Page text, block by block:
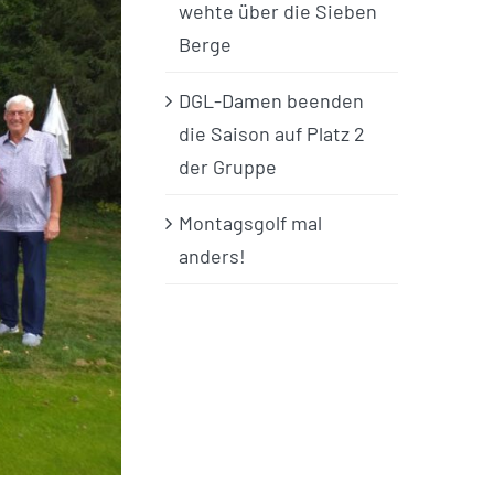
wehte über die Sieben
Berge
DGL-Damen beenden
die Saison auf Platz 2
der Gruppe
Montagsgolf mal
anders!